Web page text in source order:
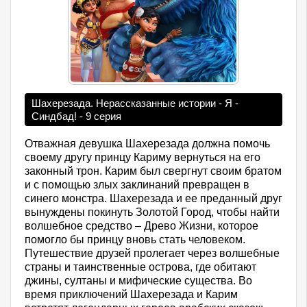
Шахерезада. Нерассказанные истории - Я -
Синдбад! - 9 серия
Отважная девушка Шахерезада должна помочь
своему другу принцу Кариму вернуться на его
законный трон. Карим был свергнут своим братом
и с помощью злых заклинаний превращен в
синего монстра. Шахерезада и ее преданный друг
вынуждены покинуть Золотой Город, чтобы найти
волшебное средство – Древо Жизни, которое
помогло бы принцу вновь стать человеком.
Путешествие друзей пролегает через волшебные
страны и таинственные острова, где обитают
джины, султаны и мифические существа. Во
время приключений Шахерезада и Карим